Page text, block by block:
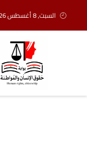
السبت, 8 أغسطس 2026